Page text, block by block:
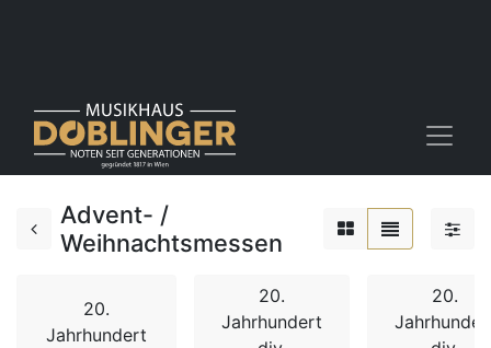
Advent- /
Weihnachtsmessen
20.
Jahrhundert
20.
Jahrhundert
20.